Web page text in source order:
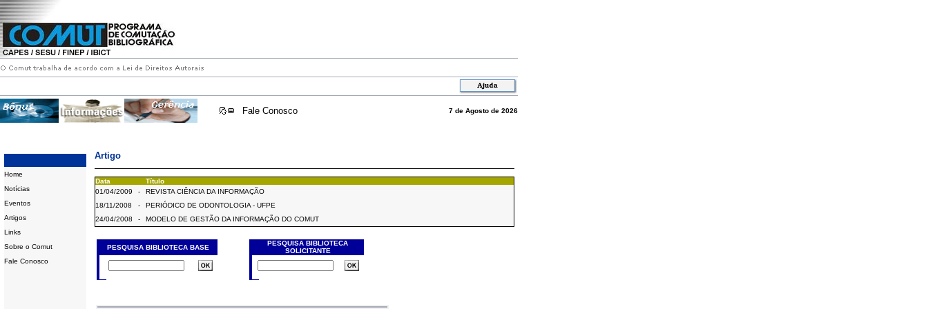
Fale Conosco 7 de Agosto de 2026
Home
Notícias
Eventos
Artigos
Links
Sobre o Comut
Fale Conosco
Artigo
Data
Título
01/04/2009
-
REVISTA CIÊNCIA DA INFORMAÇÃO
18/11/2008
-
PERIÓDICO DE ODONTOLOGIA - UFPE
24/04/2008
- MODELO DE GESTÃO DA INFORMAÇÃO DO COMUT
PESQUISA BIBLIOTECA BASE
PESQUISA BIBLIOTECA
SOLICITANTE